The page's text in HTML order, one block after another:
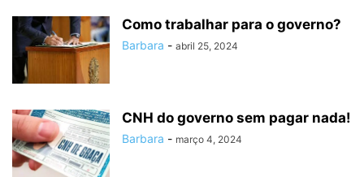
Como trabalhar para o governo?
Barbara - abril 25, 2024
CNH do governo sem pagar nada!
Barbara - março 4, 2024